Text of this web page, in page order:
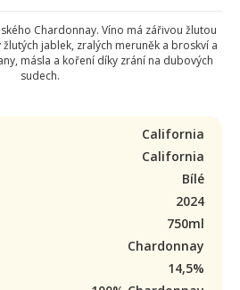
Chardonnay. Víno má zářivou žlutou
jablek, zralých meruněk a broskví a
másla a koření díky zrání na dubových
sudech.
California
California
Bílé
2024
750ml
Chardonnay
14,5%